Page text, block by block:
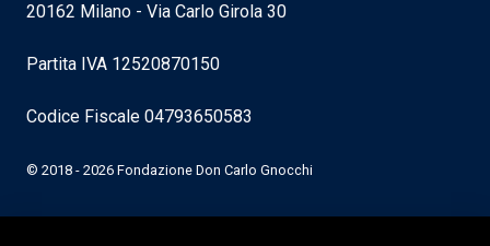
20162 Milano - Via Carlo Girola 30
Partita IVA 12520870150
Codice Fiscale 04793650583
© 2018 - 2026 Fondazione Don Carlo Gnocchi